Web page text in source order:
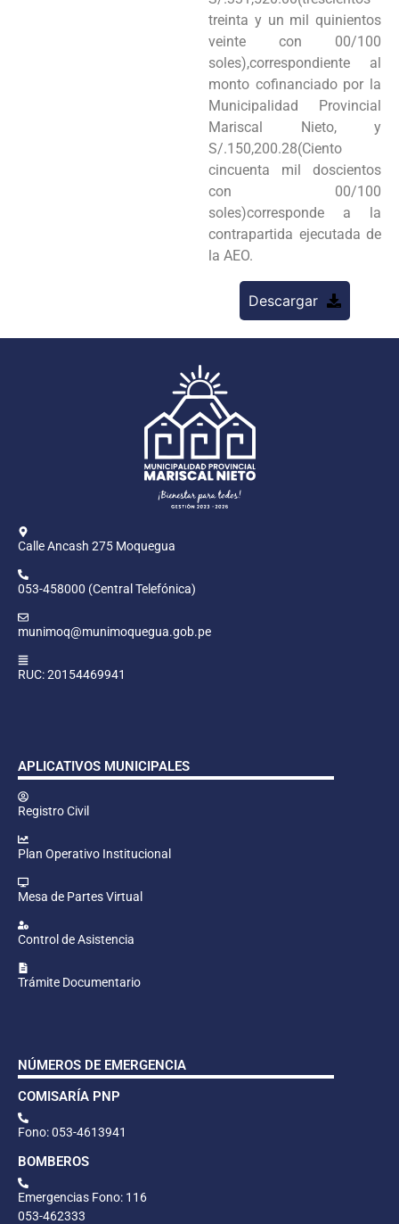
treinta y un mil quinientos
veinte con 00/100
soles),correspondiente al
monto cofinanciado por la
Municipalidad Provincial
Mariscal Nieto, y
S/.150,200.28(Ciento
cincuenta mil doscientos
con 00/100
soles)corresponde a la
contrapartida ejecutada de
la AEO.
Descargar
Calle Ancash 275 Moquegua
053-458000 (Central Telefónica)
munimoq@munimoquegua.gob.pe
RUC: 20154469941
APLICATIVOS MUNICIPALES
Registro Civil
Plan Operativo Institucional
Mesa de Partes Virtual
Control de Asistencia
Trámite Documentario
NÚMEROS DE EMERGENCIA
COMISARÍA PNP
Fono: 053-4613941
BOMBEROS
Emergencias Fono: 116
053-462333